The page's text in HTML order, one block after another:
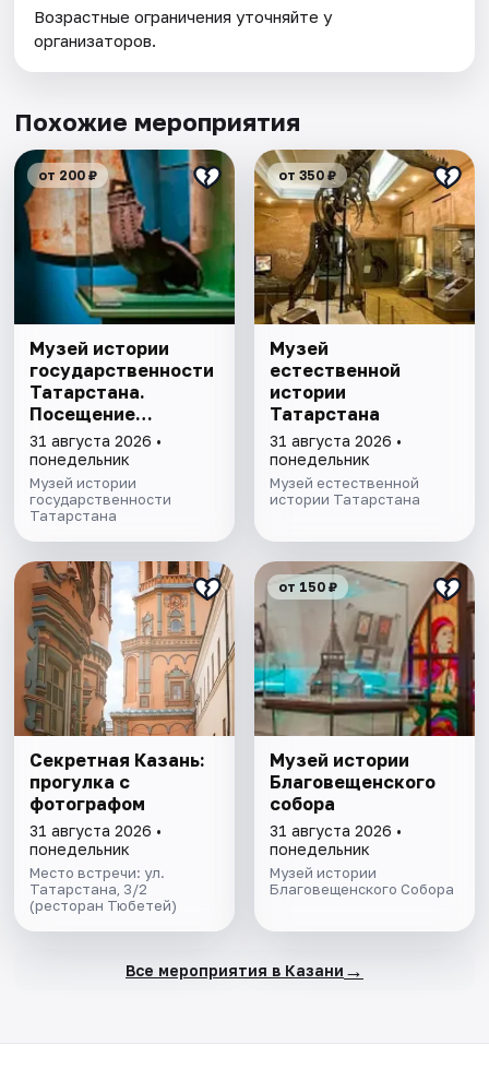
Возрастные ограничения уточняйте у
организаторов.
Похожие мероприятия
от 200 ₽
Музей истории
государственности
Татарстана.
Посещение
выставочного зала
и экспозиции
31 августа 2026 •
понедельник
Музей истории
государственности
Татарстана
от 350 ₽
Музей
естественной
истории
Татарстана
31 августа 2026 •
понедельник
Музей естественной
истории Татарстана
Секретная Казань:
прогулка с
фотографом
31 августа 2026 •
понедельник
Место встречи: ул.
Татарстана, 3/2
(ресторан Тюбетей)
от 150 ₽
Музей истории
Благовещенского
собора
31 августа 2026 •
понедельник
Музей истории
Благовещенского Собора
Все мероприятия в Казани →